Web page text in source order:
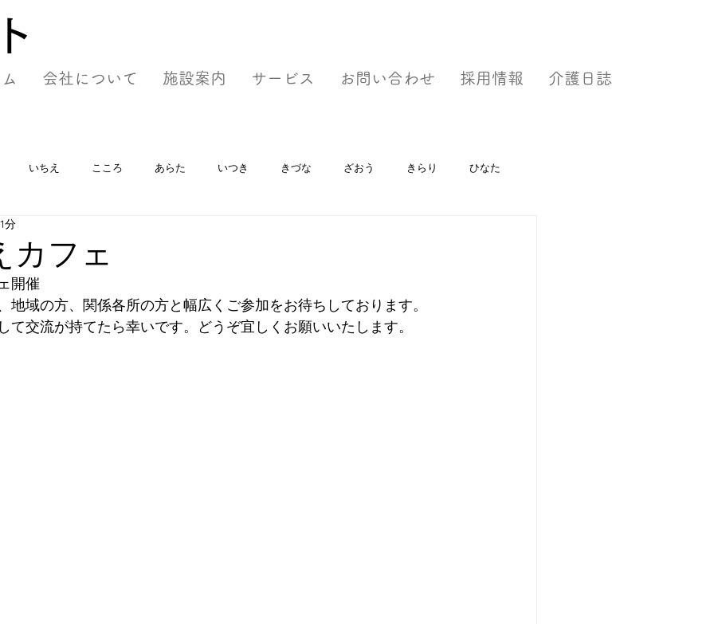
会社について 施設案内 サービス お問い合わせ 採用情報 介護日誌
いちえ こころ あらた いつき きづな ざおう きらり ひなた
カフェ
分
開催
地域の方、関係各所の方と幅広くご参加をお待ちしております。
て交流が持てたら幸いです。どうぞ宜しくお願いいたします。